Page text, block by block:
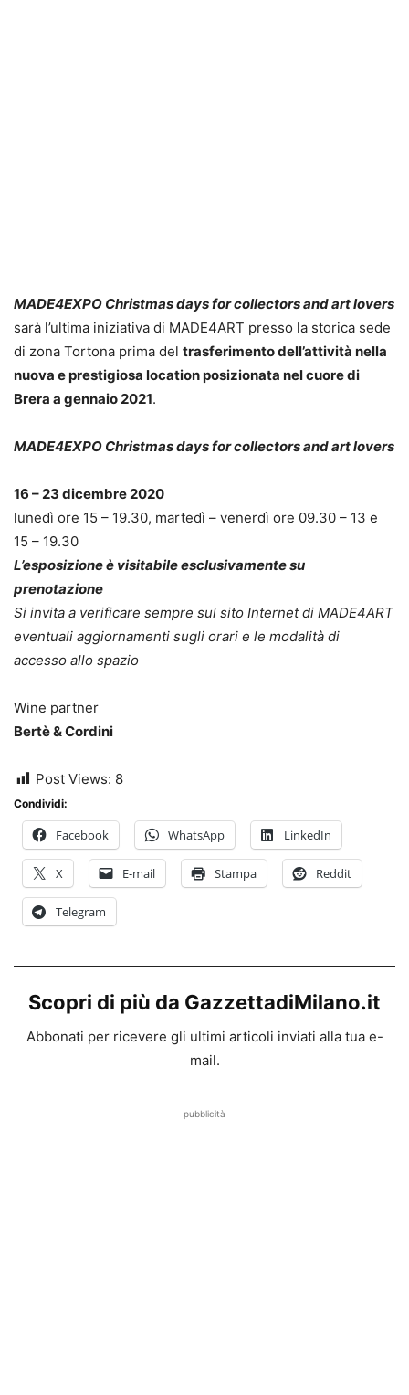
MADE4EXPO Christmas days for collectors and art lovers
sarà l’ultima iniziativa di MADE4ART presso la storica sede
di zona Tortona prima del trasferimento dell’attività nella
nuova e prestigiosa location posizionata nel cuore di
Brera a gennaio 2021.
MADE4EXPO Christmas days for collectors and art lovers
16 – 23 dicembre 2020
lunedì ore 15 – 19.30, martedì – venerdì ore 09.30 – 13 e
15 – 19.30
L’esposizione è visitabile esclusivamente su
prenotazione
Si invita a verificare sempre sul sito Internet di MADE4ART
eventuali aggiornamenti sugli orari e le modalità di
accesso allo spazio
Wine partner
Bertè & Cordini
Post Views: 8
Condividi:
Facebook WhatsApp LinkedIn
X E-mail Stampa Reddit
Telegram
Scopri di più da GazzettadiMilano.it
Abbonati per ricevere gli ultimi articoli inviati alla tua e-
mail.
pubblicità